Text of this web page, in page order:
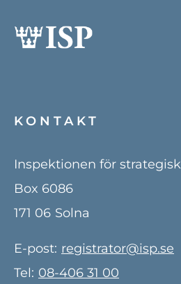
KONTAKT
Inspektionen för
Box 6086
171 06 Solna
E-post: registrator@isp.se
Tel: 08-406 31 00